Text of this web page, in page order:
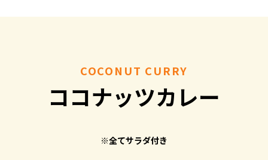
COCONUT CURRY
ココナッツカレー
※全てサラダ付き